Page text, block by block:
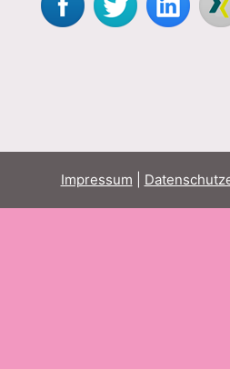
Impressum